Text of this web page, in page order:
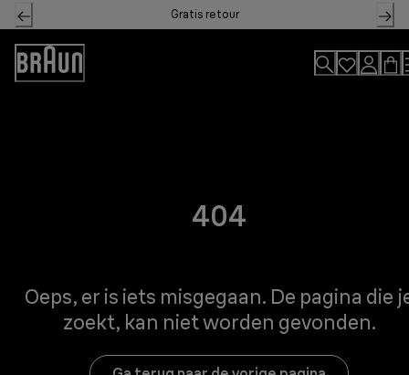
Skip
to
Content
Gratis retour
Accessibility
404
Oeps, er is iets misgegaan. De pagina die
zoekt, kan niet worden gevonden.